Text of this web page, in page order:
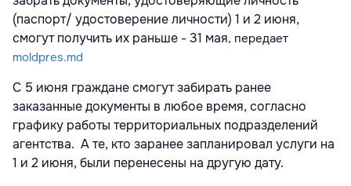
(паспорт/ удостоверение личности) 1 и 2 июня,
смогут получить их раньше - 31 мая, передает
moldpres.md
С 5 июня граждане смогут забирать ранее
заказанные документы в любое время, согласно
графику работы территориальных подразделений
агентства. А те, кто заранее запланировал услуги на
1 и 2 июня, были перенесены на другую дату.